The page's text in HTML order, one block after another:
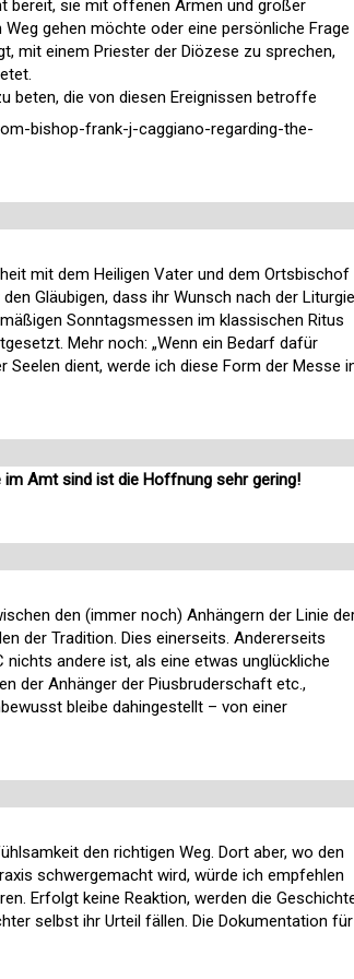
bereit, sie mit offenen Armen und großer
gehen möchte oder eine persönliche Frage
mit einem Priester der Diözese zu sprechen,
beten, die von diesen Ereignissen betroffe
bishop-frank-j-caggiano-regarding-the-
mit dem Heiligen Vater und dem Ortsbischof
Gläubigen, dass ihr Wunsch nach der Liturgie
Sonntagsmessen im klassischen Ritus
Mehr noch: „Wenn ein Bedarf dafür
Seelen dient, werde ich diese Form der Messe
Amt sind ist die Hoffnung sehr gering!
den (immer noch) Anhängern der Linie
der Tradition. Dies einerseits. Andererseits
andere ist, als eine etwas unglückliche
der Anhänger der Piusbruderschaft etc.,
bleibe dahingestellt – von einer
den richtigen Weg. Dort aber, wo den
schwergemacht wird, würde ich empfehlen
Erfolgt keine Reaktion, werden die
selbst ihr Urteil fällen. Die Dokumentation für